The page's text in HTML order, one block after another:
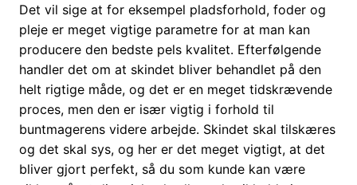
Det vil sige at for eksempel pladsforhold, foder og
pleje er meget vigtige parametre for at man kan
producere den bedste pels kvalitet. Efterfølgende
handler det om at skindet bliver behandlet på den
helt rigtige måde, og det er en meget tidskrævende
proces, men den er især vigtig i forhold til
buntmagerens videre arbejde. Skindet skal tilskæres
og det skal sys, og her er det meget vigtigt, at det
bliver gjort perfekt, så du som kunde kan være